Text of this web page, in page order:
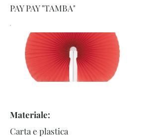
PAY PAY "TAMBA"
Materiale:
Carta e plastica